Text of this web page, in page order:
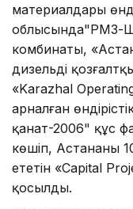
материалдары
облысында"РМЗ-
комбинаты,
дизельді
«Karazhal Operating»
арналған
қанат-2006" құс
көшіп, Астананы
ететін «Capital
қосылды.